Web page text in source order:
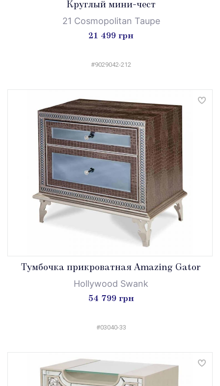
Круглый мини-чест
21 Cosmopolitan Taupe
21 499 грн
#9029042-212
Тумбочка прикроватная Amazing Gator
Hollywood Swank
54 799 грн
#03040-33